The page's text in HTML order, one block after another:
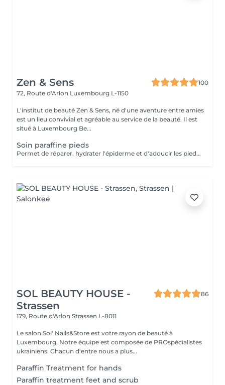
Zen & Sens
100
72, Route d'Arlon Luxembourg L-1150
L'institut de beauté Zen & Sens, né d'une aventure entre amies
est un lieu convivial et agréable au service de la beauté. Il est
situé à Luxembourg Be...
Soin paraffine pieds
Permet de réparer, hydrater l'épiderme et d'adoucir les pieds abimés ou désséchés. Parfait lors d'une pédicure.
SOL BEAUTY HOUSE -
Strassen
86
179, Route d'Arlon Strassen L-8011
Le salon Sol' Nails&Store est votre rayon de beauté à
Luxembourg. Notre équipe est composée de PROspécialistes
ukrainiens. Chacun d'entre nous a plus...
Paraffin Treatment for hands
Paraffin treatment feet and scrub